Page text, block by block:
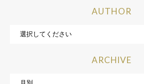
AUTHOR
ARCHIVE